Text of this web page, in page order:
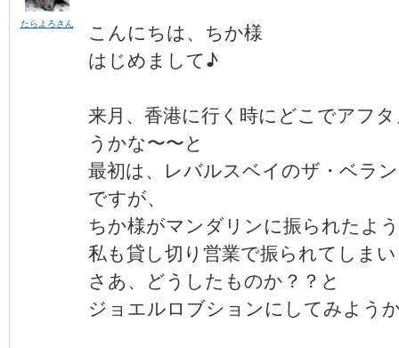
たらよろさん
こんにちは、ちか様
はじめまして♪
来月、香港に行く時にどこでアフ
うかな〜〜と
最初は、レバルスベイのザ・ベラ
ですが、
ちか様がマンダリンに振られたよ
私も貸し切り営業で振られてしま
さあ、どうしたものか？？と
ジョエルロブションにしてみよう